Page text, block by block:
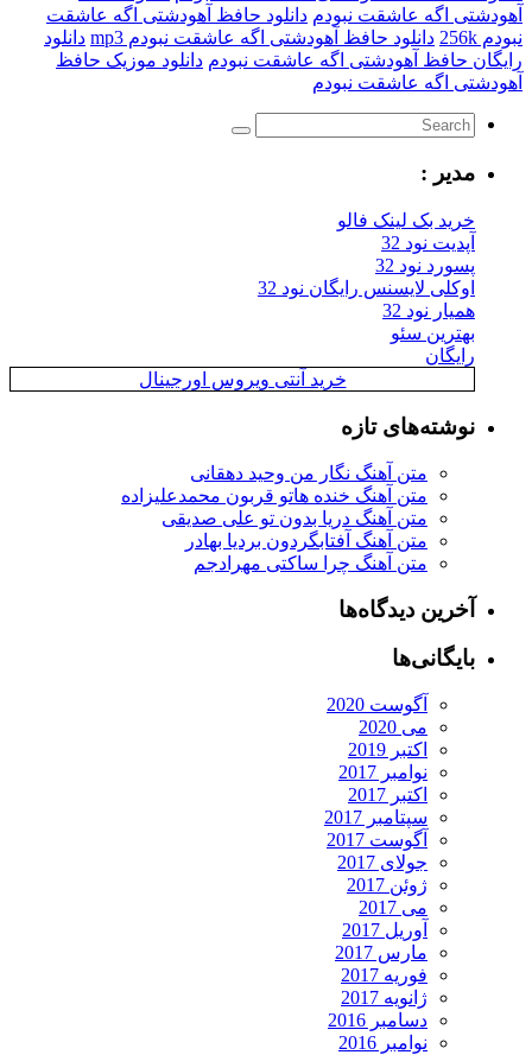
آهودشتی اگه عاشقت نبودم دانلود حافظ آهودشتی اگه عاشقت
نبودم 256k
دانلود حافظ آهودشتی اگه عاشقت نبودم mp3
دانلود
رایگان حافظ آهودشتی اگه عاشقت نبودم دانلود موزیک حافظ
آهودشتی اگه عاشقت نبودم
مدیر :
خرید بک لینک فالو
آپدیت نود 32
پسورد نود 32
اوکلی لایسنس رایگان نود 32
همیار نود 32
بهترین سئو
رایگان
خرید آنتی ویروس اورجینال
نوشته‌های تازه
متن آهنگ نگار من وحید دهقانی
متن آهنگ خنده هاتو قربون محمدعلیزاده
متن آهنگ دریا بدون تو علی صدیقی
متن آهنگ آفتابگردون بردیا بهادر
متن آهنگ چرا ساکتی مهرادجم
آخرین دیدگاه‌ها
بایگانی‌ها
آگوست 2020
می 2020
اکتبر 2019
نوامبر 2017
اکتبر 2017
سپتامبر 2017
آگوست 2017
جولای 2017
ژوئن 2017
می 2017
آوریل 2017
مارس 2017
فوریه 2017
ژانویه 2017
دسامبر 2016
نوامبر 2016